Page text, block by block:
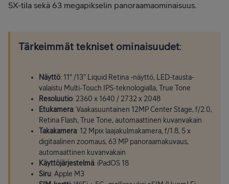
5X-tila sekä 63 megapikselin panoraamaominaisuus.
Tärkeimmät tekniset ominaisuudet:
Näyttö: 11" /13” Liquid Retina -näyttö, LED-tausta­
valaistu Multi‑Touch IPS-tekno­logialla, True Tone
Resoluutio: 2360 x 1640 / 2732 x 2048
Etukamera: Vaaka­suuntainen 12MP Center Stage, f/2.0,
Retina Flash, True Tone, automaattinen kuvanvakain
Takakamera: 12 Mpix laaja­kulma­kamera, f/1.8, 5 x
digitaalinen zoomaus, 63 MP panoraamakuvaus,
automaattinen kuvanvakain
Käyttöjärjestelmä: iPadOS 18
Siru: Apple M3